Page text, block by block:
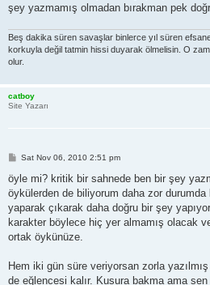
şey yazmamış olmadan bırakman pek
Beş dakika süren savaşlar binlerce yıl süren
korkuyla değil tatmin hissi duyarak ölmelisin. O
olur.
catboy
Site Yazarı
P
s
Sat Nov 06, 2010 2:51 pm
öyle mi? kritik bir sahnede ben bir şey
öykülerden de biliyorum daha zor durumda
yaparak çıkarak daha doğru bir şey
karakter böylece hiç yer almamış olacak
ortak öykünüze.
Hem iki gün süre veriyorsan zorla
de eğlencesi kalır. Kusura bakma ama